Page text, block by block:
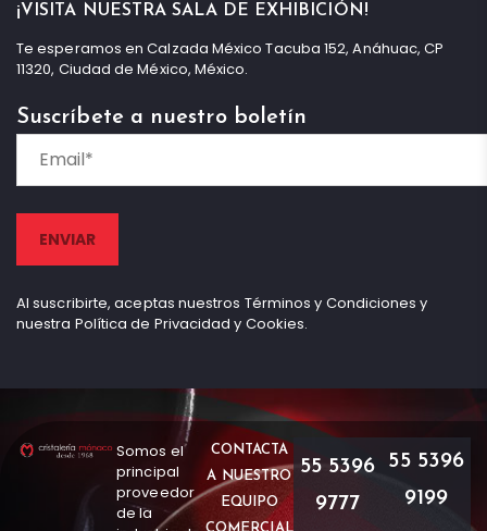
¡VISITA NUESTRA SALA DE EXHIBICIÓN!
Te esperamos en Calzada México Tacuba 152, Anáhuac, CP
11320, Ciudad de México, México.
Suscríbete a nuestro boletín
Al suscribirte, aceptas nuestros Términos y Condiciones y
nuestra Política de Privacidad y Cookies.
Somos el
principal
proveedor
de la
CONTACTA
A NUESTRO
EQUIPO
COMERCIAL
55 5396
9777
55 5396
9199